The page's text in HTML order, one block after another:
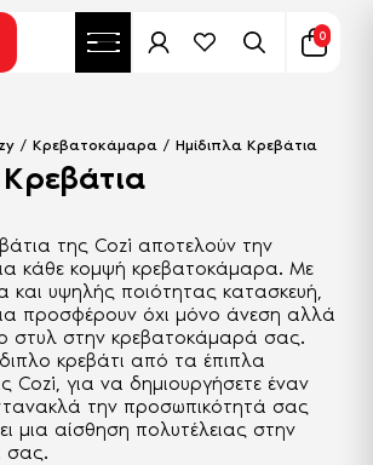
0
/ Κρεβατοκάμαρα / Ημίδιπλα Κρεβάτια
της Cozi αποτελούν την
κάθε κομψή κρεβατοκάμαρα. Με
και υψηλής ποιότητας κατασκευή,
προσφέρουν όχι μόνο άνεση αλλά
στυλ στην κρεβατοκάμαρά σας.
κρεβάτι από τα έπιπλα
Cozi, για να δημιουργήσετε έναν
την προσωπικότητά σας
μια αίσθηση πολυτέλειας στην
σας.